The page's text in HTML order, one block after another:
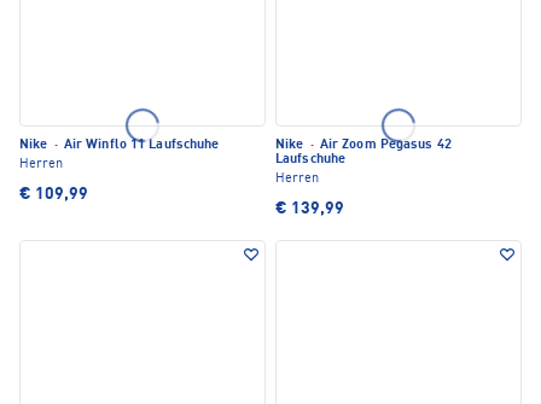
Nike · Air Winflo 11 Laufschuhe
Herren
€ 109,99
Nike · Air Zoom Pegasus 42
Laufschuhe
Herren
€ 139,99